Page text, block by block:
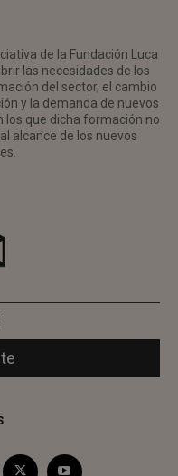
de la Fundación Luca
las necesidades de los
del sector, el cambio
y la demanda de nuevos
los que dicha formación no
alcance de los nuevos